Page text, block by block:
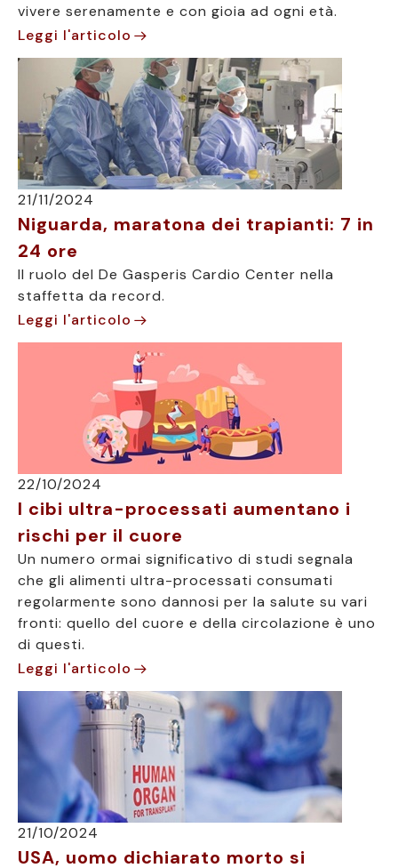
vivere serenamente e con gioia ad ogni età.
Leggi l'articolo
21/11/2024
Niguarda, maratona dei trapianti: 7 in
24 ore
Il ruolo del De Gasperis Cardio Center nella
staffetta da record.
Leggi l'articolo
22/10/2024
I cibi ultra-processati aumentano i
rischi per il cuore
Un numero ormai significativo di studi segnala
che gli alimenti ultra-processati consumati
regolarmente sono dannosi per la salute su vari
fronti: quello del cuore e della circolazione è uno
di questi.
Leggi l'articolo
21/10/2024
USA, uomo dichiarato morto si